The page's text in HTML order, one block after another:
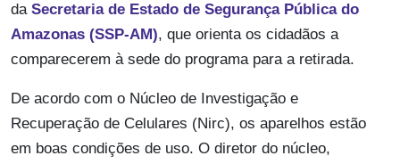
da Secretaria de Estado de Segurança Pública do
Amazonas (SSP-AM), que orienta os cidadãos a
comparecerem à sede do programa para a retirada.
De acordo com o Núcleo de Investigação e
Recuperação de Celulares (Nirc), os aparelhos estão
em boas condições de uso. O diretor do núcleo,